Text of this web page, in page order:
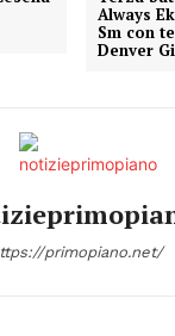
Always
Sm con
Denver
primopiano.net/